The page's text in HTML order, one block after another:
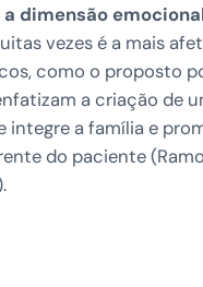
dimensão
vezes é a mais
como o proposto
a criação de
integre a família e
do paciente